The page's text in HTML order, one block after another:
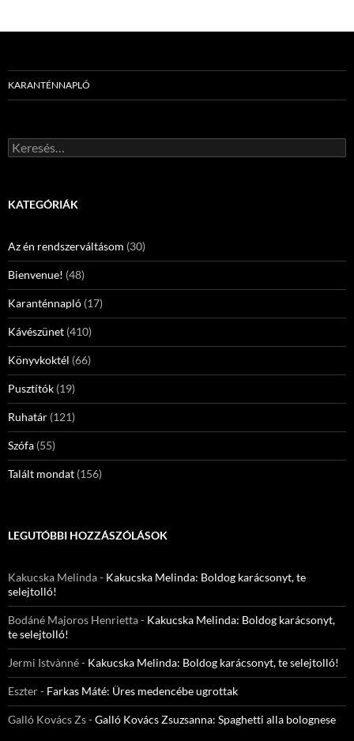
KARANTÉNNAPLÓ
Keresés:
KATEGÓRIÁK
Az én rendszerváltásom (30)
Bienvenue! (48)
Karanténnapló (17)
Kávészünet (410)
Könyvkoktél (66)
Pusztítók (19)
Ruhatár (121)
Szófa (55)
Talált mondat (156)
LEGUTÓBBI HOZZÁSZÓLÁSOK
Kakucska Melinda- Kakucska Melinda: Boldog karácsonyt, te
selejtolló!
Bodáné Majoros Henrietta- Kakucska Melinda: Boldog karácsonyt,
te selejtolló!
Jermi Istvànné- Kakucska Melinda: Boldog karácsonyt, te selejtolló!
Eszter- Farkas Máté: Üres medencébe ugrottak
Galló Kovács Zs-Galló Kovács Zsuzsanna: Spaghetti alla bolognese